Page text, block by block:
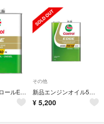
Castrol カストロールEDGE 5w-30 SP 3L 1缶
その他
新品エンジンオイル5W-40 SP、全合成油4Lガソリンディーゼル
¥ 5,200